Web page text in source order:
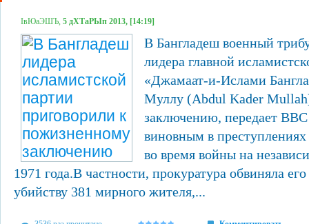
ІвЮаЭШЪ, 5 дХТаРЫп 2013, [14:19]
В Бангладеш военный
лидера главной
«Джамаат-и-Ислами
Муллу (Abdul Kader
заключению, передает
виновным в
во время войны на
1971 года.В частности, прокуратура обвиняла
убийству 381 мирного жителя,...